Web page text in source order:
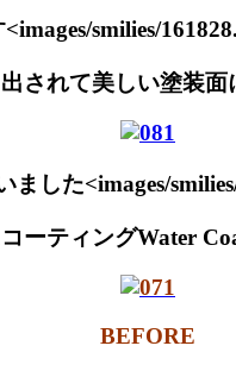
smilies/
されて美しい塗装面
した<images/
ーティングWater
BEFORE